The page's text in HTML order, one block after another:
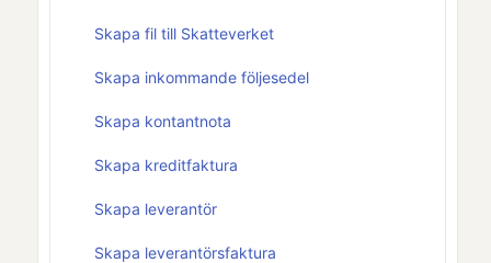
Skapa fil till Skatteverket
Skapa inkommande följesedel
Skapa kontantnota
Skapa kreditfaktura
Skapa leverantör
Skapa leverantörsfaktura